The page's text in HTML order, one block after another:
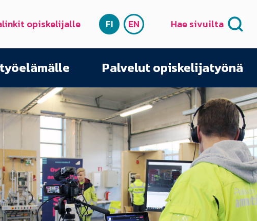
opiskelijalle SUOMI
FI ENGLISH
EN Hae sivuilta
Palvelut opiskelijatyönä